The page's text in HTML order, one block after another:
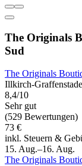
The Originals
Sud
The Originals
Illkirch-
8,4/10
Sehr gut
(529 Bewertungen)
73 €
inkl. Steuern &
15. Aug.–16. Aug.
The Originals